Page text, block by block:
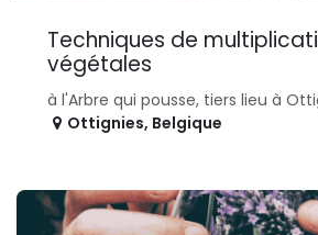
Techniques de
végétales
à l'Arbre qui pousse, tiers lieu à
Ottignies, Belgique